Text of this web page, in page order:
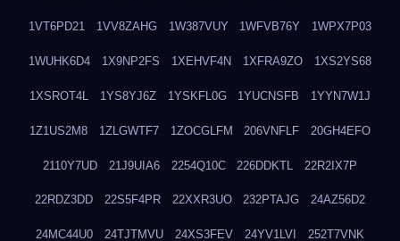
1VT6PD21 1VV8ZAHG 1W387VUY 1WFVB76Y 1WPX7P03
1WUHK6D4 1X9NP2FS 1XEHVF4N 1XFRA9ZO 1XS2YS68
1XSROT4L 1YS8YJ6Z 1YSKFL0G 1YUCNSFB 1YYN7W1J
1Z1US2M8 1ZLGWTF7 1ZOCGLFM 206VNFLF 20GH4EFO
2110Y7UD 21J9UIA6 2254Q10C 226DDKTL 22R2IX7P
22RDZ3DD 22S5F4PR 22XXR3UO 232PTAJG 24AZ56D2
24MC44U0 24TJTMVU 24XS3FEV 24YV1LVI 252T7VNK